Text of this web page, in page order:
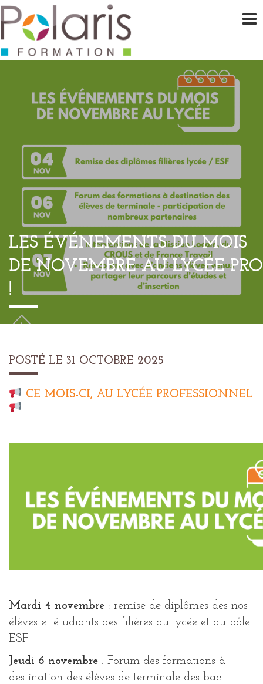
LES ÉVÉNEMENTS DU MOIS
DE NOVEMBRE AU LYCÉE PRO
!
POSTÉ LE 31 OCTOBRE 2025
CE MOIS-CI, AU LYCÉE PROFESSIONNEL
Mardi 4 novembre : remise de diplômes des nos
élèves et étudiants des filières du lycée et du pôle
ESF
Jeudi 6 novembre : Forum des formations à
destination des élèves de terminale des bac